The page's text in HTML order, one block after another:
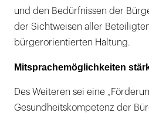
und den Bedürfnissen der
der Sichtweisen aller
bürgerorientierten Haltung.
Mitsprachemöglichkeiten
Des Weiteren sei eine
Gesundheitskompetenz der